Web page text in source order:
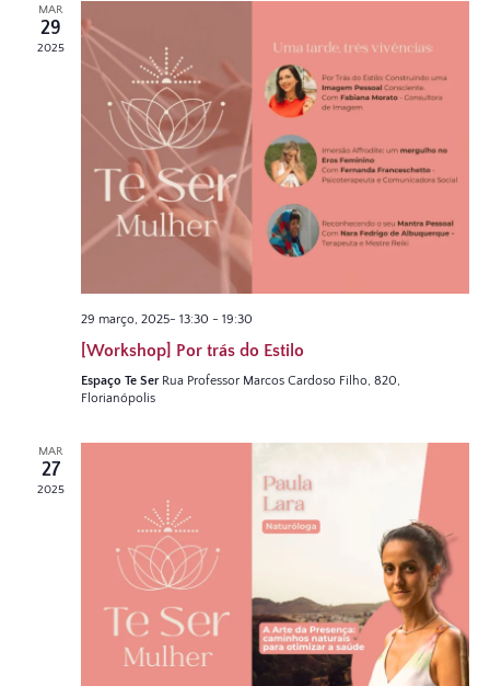
MAR
29
2025
29 março, 2025- 13:30 - 19:30
[Workshop] Por trás do Estilo
Espaço Te Ser Rua Professor Marcos Cardoso Filho, 820,
Florianópolis
MAR
27
2025